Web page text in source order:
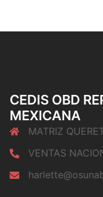
CEDIS OBD
MEXICANA
MATRIZ
VENTAS